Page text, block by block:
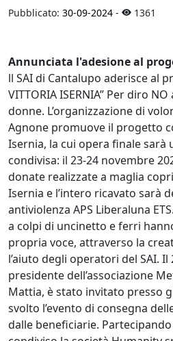
Pubblicato: 30-09-2024 - 1361
Annunciata l'adesione al
ll SAI di Cantalupo aderisce al
VITTORIA ISERNIA” Per diro
donne. L’organizzazione di
Agnone promuove il progetto
Isernia, la cui opera finale sarà
condivisa: il 23-24 novembre
donate realizzate a maglia
Isernia e l’intero ricavato sarà
antiviolenza APS Liberaluna
a colpi di uncinetto e ferri
propria voce, attraverso la
l’aiuto degli operatori del SAI.
presidente dell’associazione
Mattia, è stato invitato presso
svolto l’evento di consegna
dalle beneficiarie.